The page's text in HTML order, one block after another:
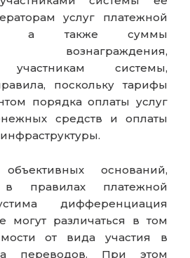
услуг платежной
а также суммы
вознаграждения,
участникам системы,
поскольку тарифы
порядка оплаты услуг
средств и оплаты
оснований,
в правилах платежной
дифференциация
могут различаться в том
от вида участия в
переводов. При этом